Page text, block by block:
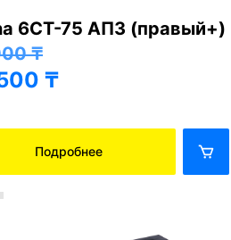
Asia 6СТ-75 АПЗ
левый+)
₸
Подробнее